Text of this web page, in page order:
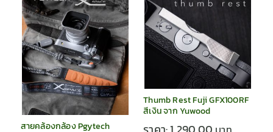
สายคล้องกล้อง Pgytech
Thumb Rest Fuji GFX100RF
สีเงิน จาก Yuwood